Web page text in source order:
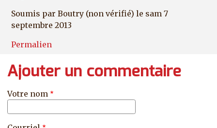
Soumis par Boutry (non vérifié) le sam 7
septembre 2013
Permalien
Ajouter un commentaire
Votre nom